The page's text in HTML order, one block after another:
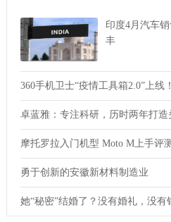
印度4月汽车
丰
360手机卫士“疫情工具箱2.0”上线！
卓蓝雅：专注科研，历时两年打造
摩托罗拉入门机型 Moto M上手评测
勇于创新的安徽新材料制造业
她“秘密”结婚了？没有婚礼，没有